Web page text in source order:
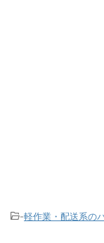
-軽作業・配送系の